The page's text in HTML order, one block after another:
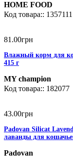
HOME FOOD
1357111
81 .00грн
Влажный корм для
415 г
MY champion
182077
43.00грн
Padovan Silicat
лаванды для
Padovan